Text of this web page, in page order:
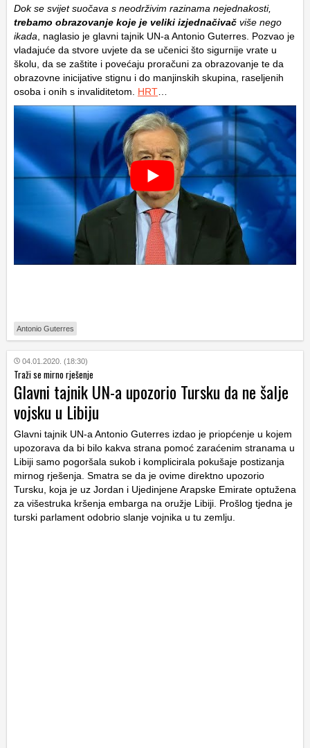
Dok se svijet suočava s neodrživim razinama nejednakosti,
trebamo obrazovanje koje je veliki izjednačivač više nego
ikada, naglasio je glavni tajnik UN-a Antonio Guterres. Pozvao je
vladajuće da stvore uvjete da se učenici što sigurnije vrate u
školu, da se zaštite i povećaju proračuni za obrazovanje te da
obrazovne inicijative stignu i do manjinskih skupina, raseljenih
osoba i onih s invaliditetom. HRT…
Antonio Guterres
04.01.2020. (18:30)
Traži se mirno rješenje
Glavni tajnik UN-a upozorio Tursku da ne šalje
vojsku u Libiju
Glavni tajnik UN-a Antonio Guterres izdao je priopćenje u kojem
upozorava da bi bilo kakva strana pomoć zaraćenim stranama u
Libiji samo pogoršala sukob i komplicirala pokušaje postizanja
mirnog rješenja. Smatra se da je ovime direktno upozorio
Tursku, koja je uz Jordan i Ujedinjene Arapske Emirate optužena
za višestruka kršenja embarga na oružje Libiji. Prošlog tjedna je
turski parlament odobrio slanje vojnika u tu zemlju.